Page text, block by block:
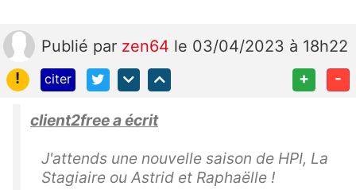
Publié par zen64 le 03/04/2023 à 18h22
!
citer + -
client2free a écrit
J'attends une nouvelle saison de HPI, La
Stagiaire ou Astrid et Raphaëlle !